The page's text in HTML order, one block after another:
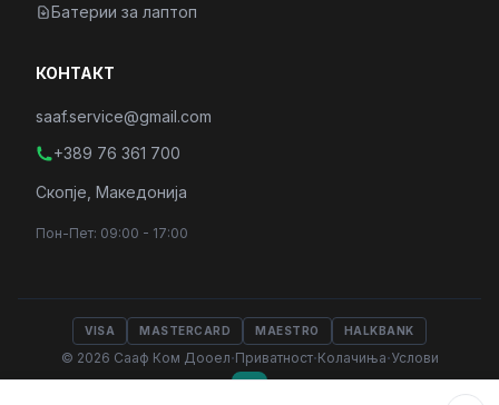
Батерии за лаптоп
КОНТАКТ
saaf.service@gmail.com
+389 76 361 700
Скопје, Македонија
Пон-Пет: 09:00 - 17:00
VISA MASTERCARD MAESTRO HALKBANK
© 2026 Сааф Ком Дооел·Приватност·Колачиња·Услови